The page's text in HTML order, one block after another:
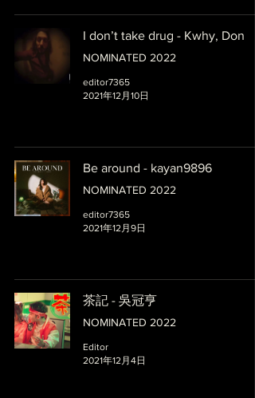
I don’t take drug - Kwhy, Don
NOMINATED 2022
editor7365
2021年12月10日
Be around - kayan9896
NOMINATED 2022
editor7365
2021年12月9日
茶記 - 吳冠亨
NOMINATED 2022
Editor
2021年12月4日